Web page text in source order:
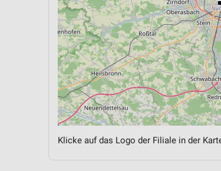
Klicke auf das Logo der Filiale in der